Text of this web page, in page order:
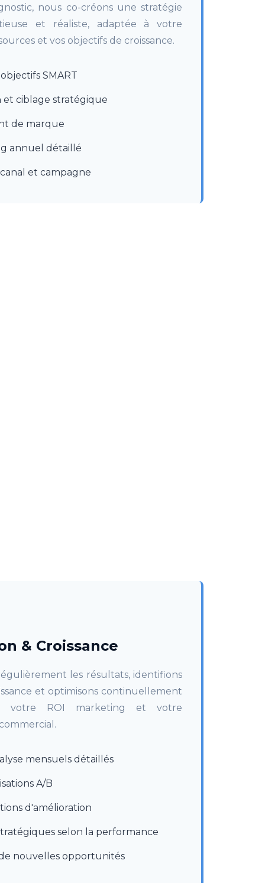
nous co-créons une stratégie
et réaliste, adaptée à votre
et vos objectifs de croissance.
SMART
et ciblage stratégique
de marque
annuel détaillé
et campagne
& Croissance
les résultats, identifions
et optimisons continuellement
votre ROI marketing et votre
mensuels détaillés
A/B
d'amélioration
selon la performance
nouvelles opportunités